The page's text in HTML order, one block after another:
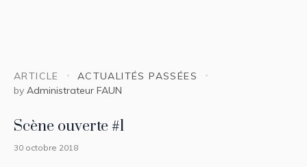
ARTICLE
ACTUALITÉS PASSÉES
by Administrateur FAUN
Scène ouverte #1
30 octobre 2018